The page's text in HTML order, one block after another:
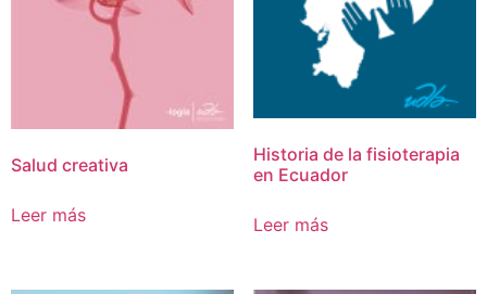
Salud creativa
Leer más
Historia de la fisioterapia
en Ecuador
Leer más